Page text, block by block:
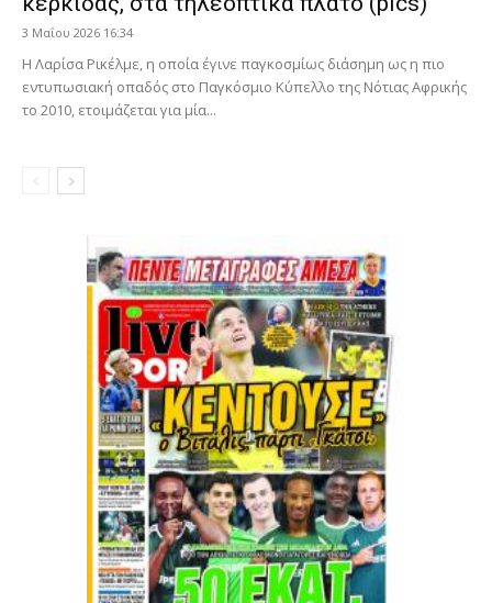
3 Μαΐου 2026 16:34
Η Λαρίσα Ρικέλμε, η οποία έγινε παγκοσμίως διάσημη ως η πιο
εντυπωσιακή οπαδός στο Παγκόσμιο Κύπελλο της Νότιας Αφρικής
το 2010, ετοιμάζεται για μία...